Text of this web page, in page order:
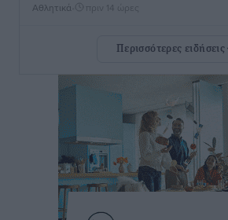
Αθλητικά πριν 14 ώρες
Rhodes Beyond Summer – Εκεί που
Τοπικές Ειδήσεις
Κικίλιας: Μειώθηκαν κατά 34% οι
ροές στα θαλάσσια σύνορα
Ειδήσεις• πριν 14 ώρες
Κως: Γερμανός τουρίστας κέρδισε
Περισσότερες ειδήσεις